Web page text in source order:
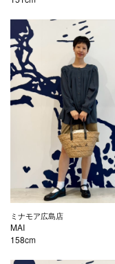
ミナモア広島店
MAI
158cm